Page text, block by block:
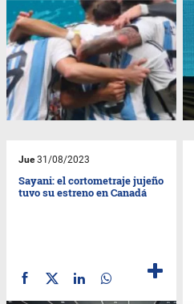
Jue31/08/2023
Sayani: el cortometraje jujeño
tuvo su estreno en Canadá